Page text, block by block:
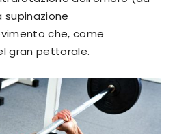
supinazione
che, come
gran pettorale.